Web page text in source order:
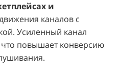
и
каналов с
Усиленный канал
что повышает конверсию